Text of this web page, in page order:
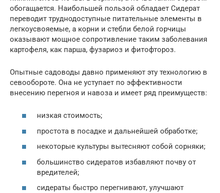
обогащается. Наибольшей пользой обладает Сидерат
переводит труднодоступные питательные элементы в
легкоусвояемые, а корни и стебли белой горчицы
оказывают мощное сопротивление таким заболевания
картофеля, как парша, фузариоз и фитофтороз.
Опытные садоводы давно применяют эту технологию в
севообороте. Она не уступает по эффективности
внесению перегноя и навоза и имеет ряд преимуществ:
низкая стоимость;
простота в посадке и дальнейшей обработке;
некоторые культуры вытесняют собой сорняки;
большинство сидератов избавляют почву от
вредителей;
сидераты быстро перегнивают, улучшают